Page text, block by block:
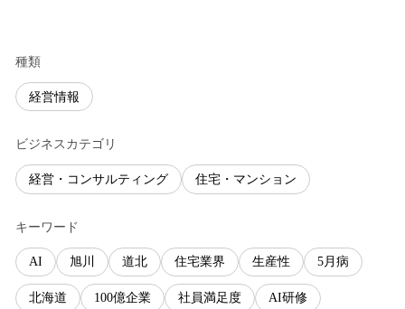
種類
経営情報
ビジネスカテゴリ
経営・コンサルティング 住宅・マンション
キーワード
AI 旭川 道北 住宅業界 生産性 5月病
北海道 100億企業 社員満足度 AI研修